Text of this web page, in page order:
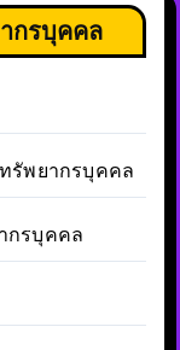
กรบุคคล
รัพยากรบุคคล
กรบุคคล